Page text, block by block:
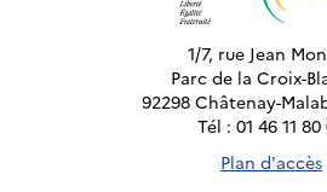
1/7, rue Jean
Parc de la Croix-
92298 Châtenay-
Tél : 01 46 11 80
Plan d'accès